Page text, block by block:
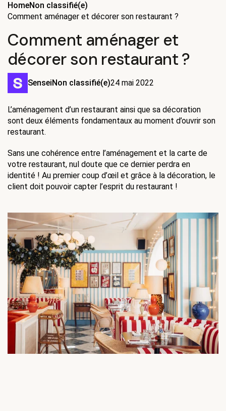
HomeNon classifié(e)
Comment aménager et décorer son restaurant ?
Comment aménager et
décorer son restaurant ?
SenseiNon classifié(e)24 mai 2022
L’aménagement d’un restaurant ainsi que sa décoration
sont deux éléments fondamentaux au moment d’ouvrir son
restaurant.
Sans une cohérence entre l’aménagement et la carte de
votre restaurant, nul doute que ce dernier perdra en
identité ! Au premier coup d’œil et grâce à la décoration, le
client doit pouvoir capter l’esprit du restaurant !